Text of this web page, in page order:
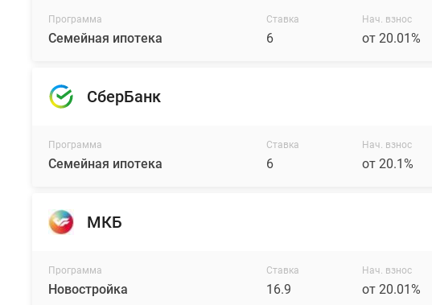
Программа
Семейная ипотека
Ставка
6
Нач. взнос
от 20.01%
СберБанк
Программа
Семейная ипотека
Ставка
6
Нач. взнос
от 20.1%
МКБ
Программа
Новостройка
Ставка
16.9
Нач. взнос
от 20.01%